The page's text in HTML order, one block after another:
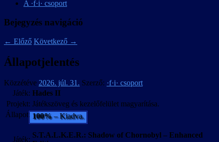
A ·f·i· csoport
Bejegyzés navigáció
← Előző Következő →
Állapotjelentés
Közzétéve 2026. júl. 31. Szerző: ·f·i· csoport
Játék: Hades II
Projekt: Játékszöveg és kezelőfelület magyarítása.
Állapot: 100%– Kiadva.
Játék:
S.T.A.L.K.E.R.: Shadow of Chornobyl – Enhanced